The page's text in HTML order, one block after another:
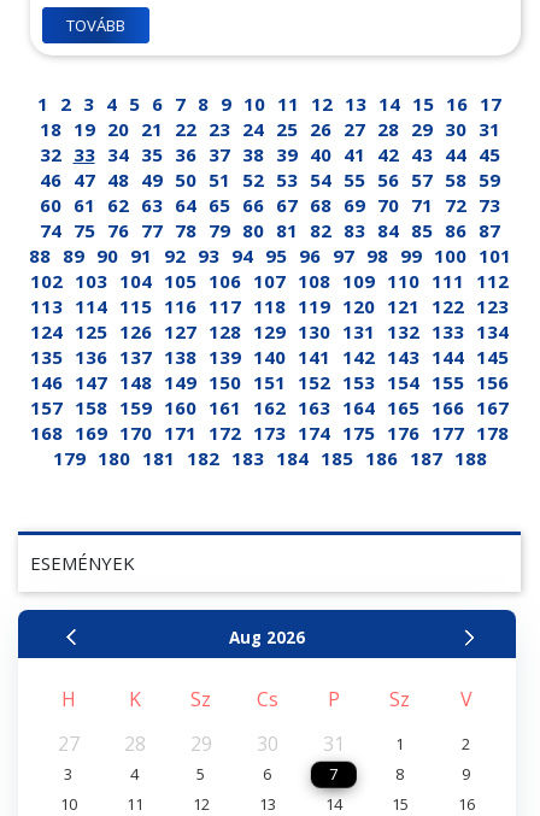
ESEMÉNYEK
Aug 2026
H K Sz Cs P Sz
V
27
28 29 30 31 1
2
3
4 5 6 7 8
9
10
11 12 13 14 15
16
TOVÁBB
1 2 3 4 5 6 7 8 9 10 11 12 13 14 15 16 17
18 19 20 21 22 23 24 25 26 27 28 29 30 31
32 33 34 35 36 37 38 39 40 41 42 43 44 45
46 47 48 49 50 51 52 53 54 55 56 57 58 59
60 61 62 63 64 65 66 67 68 69 70 71 72 73
74 75 76 77 78 79 80 81 82 83 84 85 86 87
88 89 90 91 92 93 94 95 96 97 98 99 100 101
102 103 104 105 106 107 108 109 110 111
112
113 114 115 116 117 118 119 120 121 122 123
124 125 126 127 128 129 130 131 132 133 134
135 136 137 138 139 140 141 142 143 144 145
146 147 148 149 150 151 152 153 154 155 156
157 158 159 160 161 162 163 164 165 166 167
168 169 170 171 172 173 174 175 176 177 178
179 180 181 182 183 184 185 186 187 188